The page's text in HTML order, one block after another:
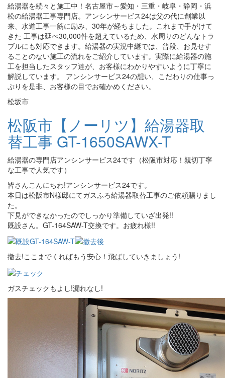
給湯器を続々と施工中！名古屋市～愛知・三重・岐阜・静岡・浜
松の給湯器工事専門店。アンシンサービス24は父の代に創業以
来、水道工事一筋に励み、30年が経ちました。これまで手がけて
きた 工事は延べ30,000件を超えているため、水周りのどんなトラ
ブルにも対応できます。給湯器の実況中継では、普段、お見せす
ることのない施工の流れをご紹介しています。実際に給湯器の施
工を担当したスタッフ達が、お客様にわかりやすいように丁寧に
解説しています。 アンシンサービス24の想い、こだわりの仕事っ
ぷりを是非、お客様の目でお確かめください。
松坂市
松阪市【ノーリツ】給湯器取
替工事 GT-1650SAWX-T
給湯器の専門店アンシンサービス24です（松阪市対応！親切丁寧
な工事で人気です）
皆さんこんにちわ!アンシンサービス24です。
本日は松阪市N様邸にてガスふろ給湯器取替工事のご依頼賜りまし
た。
下見ができなかったのでしっかり準備していざ出発!!
既設さん。GT-164SAW-T交換です。お疲れ様!!
撤去!ここまでくればもう安心！飛ばしていきましょう!
ガスチェックもよし!漏れなし!